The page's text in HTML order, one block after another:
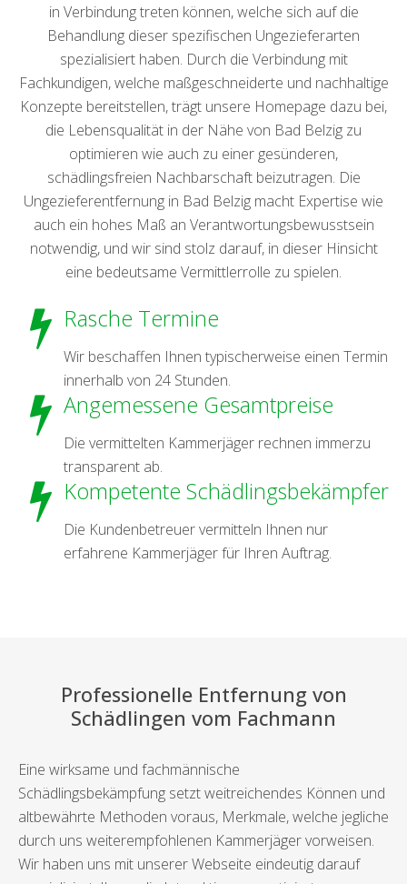
in Verbindung treten können, welche sich auf die
Behandlung dieser spezifischen Ungezieferarten
spezialisiert haben. Durch die Verbindung mit
Fachkundigen, welche maßgeschneiderte und nachhaltige
Konzepte bereitstellen, trägt unsere Homepage dazu bei,
die Lebensqualität in der Nähe von Bad Belzig zu
optimieren wie auch zu einer gesünderen,
schädlingsfreien Nachbarschaft beizutragen. Die
Ungezieferentfernung in Bad Belzig macht Expertise wie
auch ein hohes Maß an Verantwortungsbewusstsein
notwendig, und wir sind stolz darauf, in dieser Hinsicht
eine bedeutsame Vermittlerrolle zu spielen.
Rasche Termine
Wir beschaffen Ihnen typischerweise einen Termin
innerhalb von 24 Stunden.
Angemessene Gesamtpreise
Die vermittelten Kammerjäger rechnen immerzu
transparent ab.
Kompetente Schädlingsbekämpfer
Die Kundenbetreuer vermitteln Ihnen nur
erfahrene Kammerjäger für Ihren Auftrag.
Professionelle Entfernung von
Schädlingen vom Fachmann
Eine wirksame und fachmännische
Schädlingsbekämpfung setzt weitreichendes Können und
altbewährte Methoden voraus, Merkmale, welche jegliche
durch uns weiterempfohlenen Kammerjäger vorweisen.
Wir haben uns mit unserer Webseite eindeutig darauf